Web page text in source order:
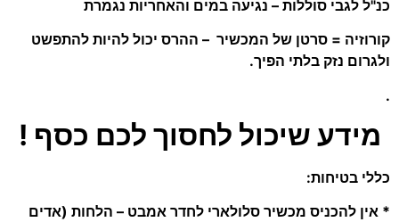
כנ"ל לגבי סוללות – נגיעה במים והאחריות נגמרת
קורוזיה = סרטן של המכשיר – ההרס יכול להיות להתפשט
ולגרום נזק בלתי הפיך.
.
מידע שיכול לחסוך לכם כסף !
כללי בטיחות:
* אין להכניס מכשיר סלולארי לחדר אמבט – הלחות (אדים